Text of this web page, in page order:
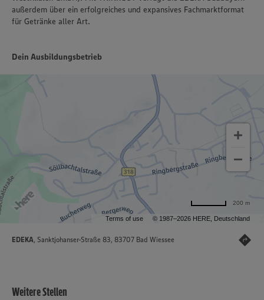
außerdem über ein erfolgreiches und expansives Fachmarktformat
für Getränke aller Art.
Dein Ausbildungsbetrieb
Terms of use © 1987–2026 HERE, Deutschland
200 m
EDEKA, Sanktjohanser-Straße 83, 83707 Bad Wiessee
Weitere Stellen